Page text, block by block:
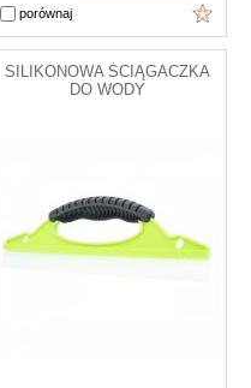
porównaj
SILIKONOWA ŚCIĄGACZKA
DO WODY